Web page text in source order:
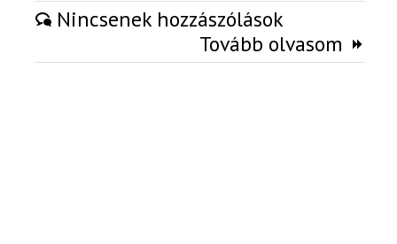
Nincsenek hozzászólások
Tovább olvasom